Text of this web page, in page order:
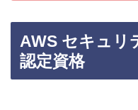
AWS セキュリ
認定資格